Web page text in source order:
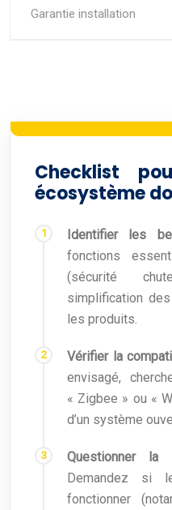
Garantie installation
Checklist
écosystème
Identifier les
fonctions
(sécurité
simplification
les produits.
Vérifier la
envisagé,
« Zigbee » ou «
d’un système
Questionner la
Demandez si
fonctionner